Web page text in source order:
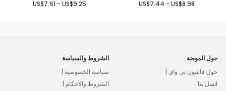
US$7.44 - US$8.98
US$7.61 - US$9.25
حول الموضة
حول فاشون تي واي |
اتصل بنا
الشروط والسياسة
سياسة الخصوصية |
الشروط والأحكام |